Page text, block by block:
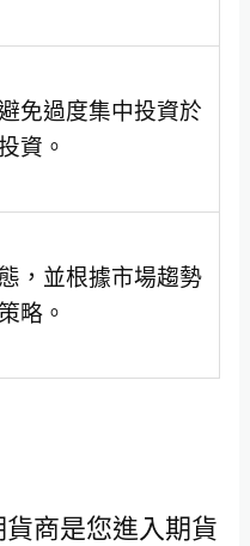
免過度集中投資於
資。
，並根據市場趨勢
略。
商是您進入期貨